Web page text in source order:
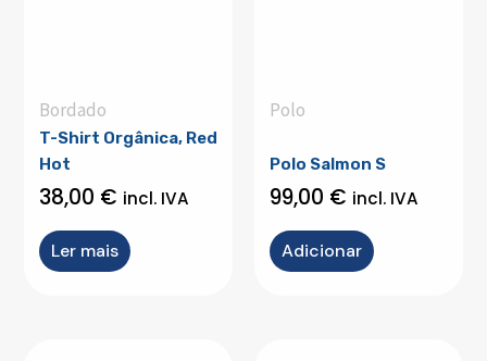
Bordado
T-Shirt Orgânica, Red
Hot
38,00 € incl. IVA
Ler mais
Polo
Polo Salmon S
99,00 € incl. IVA
Adicionar